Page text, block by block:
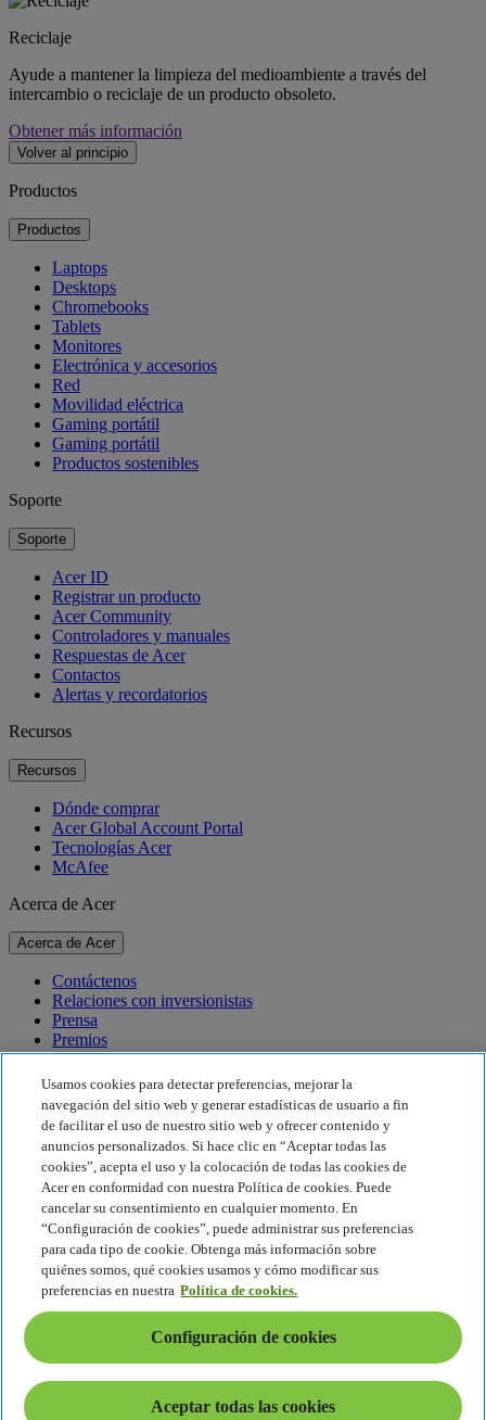
Reciclaje
Ayude a mantener la limpieza del medioambiente a través del
intercambio o reciclaje de un producto obsoleto.
Obtener más información
Volver al principio
Productos
Productos
Laptops
Desktops
Chromebooks
Tablets
Monitores
Electrónica y accesorios
Red
Movilidad eléctrica
Gaming portátil
Gaming portátil
Productos sostenibles
Soporte
Soporte
Acer ID
Registrar un producto
Acer Community
Controladores y manuales
Respuestas de Acer
Contactos
Alertas y recordatorios
Recursos
Recursos
Dónde comprar
Acer Global Account Portal
Tecnologías Acer
McAfee
Acerca de Acer
Acerca de Acer
Contáctenos
Relaciones con inversionistas
Prensa
Premios
Eventos
Sostenibilidad
Sostenibilidad
Responsabilidad social corporativa
Huella de carbono del producto
Proyecto Humanity
Earthion
Política de privacidad
Política de cookies
Aviso legal
Información legal adicional
Política de accesibilidad
Configuración de cookies
América Latina - Español
Usamos cookies para detectar preferencias, mejorar la
navegación del sitio web y generar estadísticas de usuario a fin
de facilitar el uso de nuestro sitio web y ofrecer contenido y
anuncios personalizados. Si hace clic en “Aceptar todas las
cookies”, acepta el uso y la colocación de todas las cookies de
Acer en conformidad con nuestra Política de cookies. Puede
cancelar su consentimiento en cualquier momento. En
“Configuración de cookies”, puede administrar sus preferencias
para cada tipo de cookie. Obtenga más información sobre
quiénes somos, qué cookies usamos y cómo modificar sus
preferencias en nuestra Política de cookies.
Configuración de cookies
Aceptar todas las cookies